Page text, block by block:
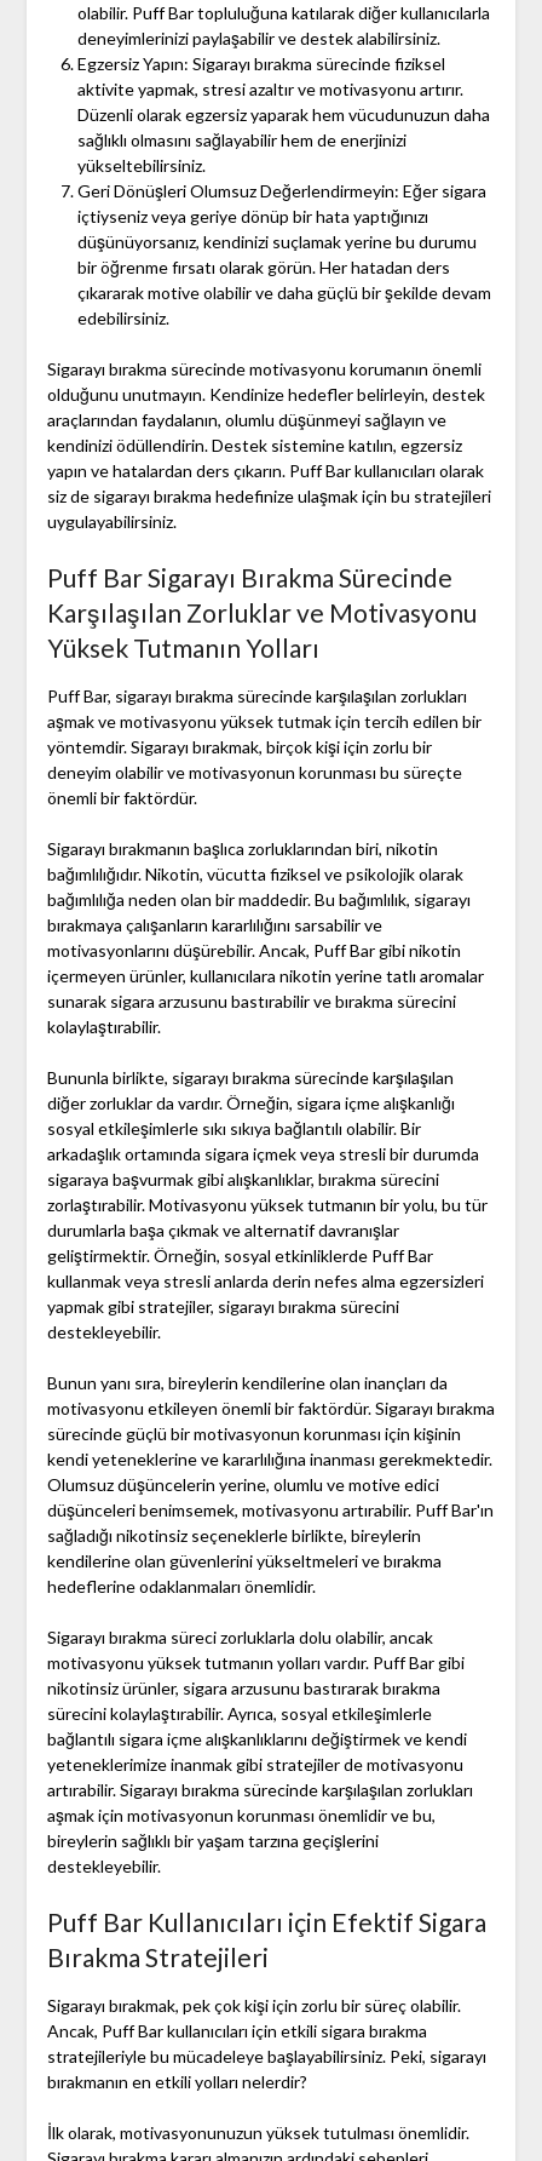
olabilir. Puff Bar topluluğuna katılarak diğer kullanıcılarla
deneyimlerinizi paylaşabilir ve destek alabilirsiniz.
Egzersiz Yapın: Sigarayı bırakma sürecinde fiziksel
aktivite yapmak, stresi azaltır ve motivasyonu artırır.
Düzenli olarak egzersiz yaparak hem vücudunuzun daha
sağlıklı olmasını sağlayabilir hem de enerjinizi
yükseltebilirsiniz.
Geri Dönüşleri Olumsuz Değerlendirmeyin: Eğer sigara
içtiyseniz veya geriye dönüp bir hata yaptığınızı
düşünüyorsanız, kendinizi suçlamak yerine bu durumu
bir öğrenme fırsatı olarak görün. Her hatadan ders
çıkararak motive olabilir ve daha güçlü bir şekilde devam
edebilirsiniz.
Sigarayı bırakma sürecinde motivasyonu korumanın önemli
olduğunu unutmayın. Kendinize hedefler belirleyin, destek
araçlarından faydalanın, olumlu düşünmeyi sağlayın ve
kendinizi ödüllendirin. Destek sistemine katılın, egzersiz
yapın ve hatalardan ders çıkarın. Puff Bar kullanıcıları olarak
siz de sigarayı bırakma hedefinize ulaşmak için bu stratejileri
uygulayabilirsiniz.
Puff Bar Sigarayı Bırakma Sürecinde
Karşılaşılan Zorluklar ve Motivasyonu
Yüksek Tutmanın Yolları
Puff Bar, sigarayı bırakma sürecinde karşılaşılan zorlukları
aşmak ve motivasyonu yüksek tutmak için tercih edilen bir
yöntemdir. Sigarayı bırakmak, birçok kişi için zorlu bir
deneyim olabilir ve motivasyonun korunması bu süreçte
önemli bir faktördür.
Sigarayı bırakmanın başlıca zorluklarından biri, nikotin
bağımlılığıdır. Nikotin, vücutta fiziksel ve psikolojik olarak
bağımlılığa neden olan bir maddedir. Bu bağımlılık, sigarayı
bırakmaya çalışanların kararlılığını sarsabilir ve
motivasyonlarını düşürebilir. Ancak, Puff Bar gibi nikotin
içermeyen ürünler, kullanıcılara nikotin yerine tatlı aromalar
sunarak sigara arzusunu bastırabilir ve bırakma sürecini
kolaylaştırabilir.
Bununla birlikte, sigarayı bırakma sürecinde karşılaşılan
diğer zorluklar da vardır. Örneğin, sigara içme alışkanlığı
sosyal etkileşimlerle sıkı sıkıya bağlantılı olabilir. Bir
arkadaşlık ortamında sigara içmek veya stresli bir durumda
sigaraya başvurmak gibi alışkanlıklar, bırakma sürecini
zorlaştırabilir. Motivasyonu yüksek tutmanın bir yolu, bu tür
durumlarla başa çıkmak ve alternatif davranışlar
geliştirmektir. Örneğin, sosyal etkinliklerde Puff Bar
kullanmak veya stresli anlarda derin nefes alma egzersizleri
yapmak gibi stratejiler, sigarayı bırakma sürecini
destekleyebilir.
Bunun yanı sıra, bireylerin kendilerine olan inançları da
motivasyonu etkileyen önemli bir faktördür. Sigarayı bırakma
sürecinde güçlü bir motivasyonun korunması için kişinin
kendi yeteneklerine ve kararlılığına inanması gerekmektedir.
Olumsuz düşüncelerin yerine, olumlu ve motive edici
düşünceleri benimsemek, motivasyonu artırabilir. Puff Bar'ın
sağladığı nikotinsiz seçeneklerle birlikte, bireylerin
kendilerine olan güvenlerini yükseltmeleri ve bırakma
hedeflerine odaklanmaları önemlidir.
Sigarayı bırakma süreci zorluklarla dolu olabilir, ancak
motivasyonu yüksek tutmanın yolları vardır. Puff Bar gibi
nikotinsiz ürünler, sigara arzusunu bastırarak bırakma
sürecini kolaylaştırabilir. Ayrıca, sosyal etkileşimlerle
bağlantılı sigara içme alışkanlıklarını değiştirmek ve kendi
yeteneklerimize inanmak gibi stratejiler de motivasyonu
artırabilir. Sigarayı bırakma sürecinde karşılaşılan zorlukları
aşmak için motivasyonun korunması önemlidir ve bu,
bireylerin sağlıklı bir yaşam tarzına geçişlerini
destekleyebilir.
Puff Bar Kullanıcıları için Efektif Sigara
Bırakma Stratejileri
Sigarayı bırakmak, pek çok kişi için zorlu bir süreç olabilir.
Ancak, Puff Bar kullanıcıları için etkili sigara bırakma
stratejileriyle bu mücadeleye başlayabilirsiniz. Peki, sigarayı
bırakmanın en etkili yolları nelerdir?
İlk olarak, motivasyonunuzun yüksek tutulması önemlidir.